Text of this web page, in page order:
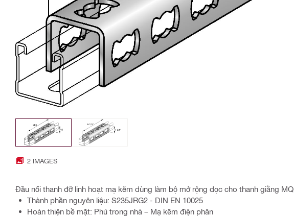
2 IMAGES
Đầu nối thanh đỡ linh hoạt mạ kẽm dùng làm bộ mở rộng dọc cho thanh giằng MQ
Thành phần nguyên liệu: S235JRG2 - DIN EN 10025
Hoàn thiện bề mặt: Phủ trong nhà – Mạ kẽm điện phân